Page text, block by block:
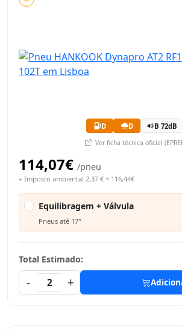
D D B 72dB
Ver ficha técnica oficial
114,07€ /pneu
+ Imposto ambiental 2,37 € = 116,44€
Equilibragem + Válvula
Pneus até 17"
Total Estimado:
-
2 +